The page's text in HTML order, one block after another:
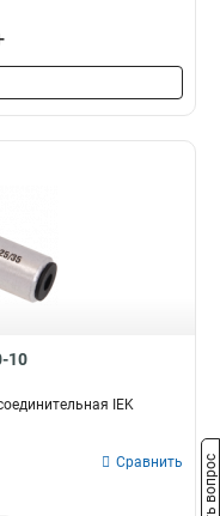
10
IEK
Сравнить